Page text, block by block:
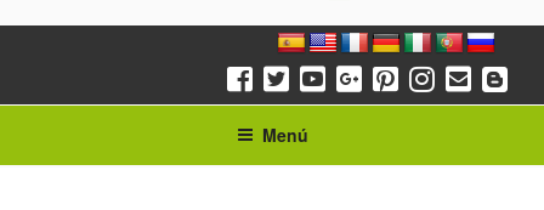
Menú